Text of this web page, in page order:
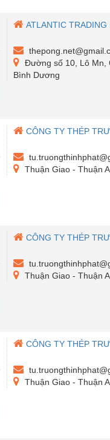
ATLANTIC
Đường số 10, Lô Mn,
Bình Dương
CÔNG TY THÉP
Thuận Giao - Thuận
CÔNG TY THÉP
Thuận Giao - Thuận
CÔNG TY THÉP
Thuận Giao - Thuận